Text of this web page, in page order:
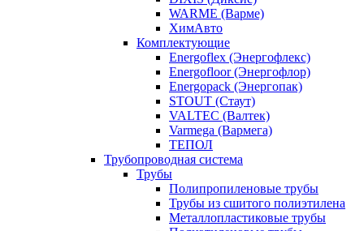
WARME (Варме)
ХимАвто
Комплектующие
Energoflex (Энергофлекс)
Energofloor (Энергофлор)
Energopack (Энергопак)
STOUT (Стаут)
VALTEC (Валтек)
Varmega (Вармега)
ТЕПОЛ
Трубопроводная система
Трубы
Полипропиленовые трубы
Трубы из сшитого полиэтилена
Металлопластиковые трубы